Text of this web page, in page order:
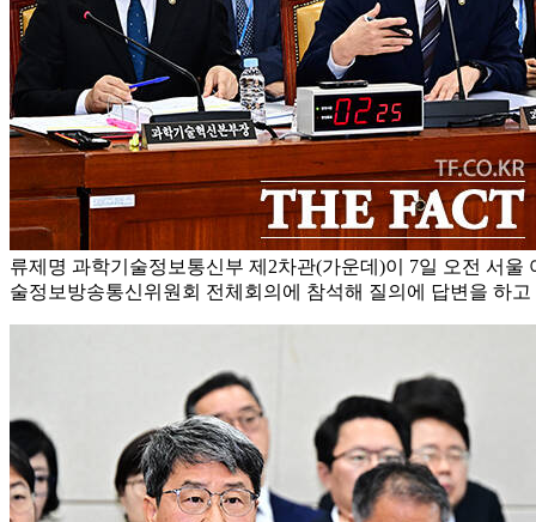
류제명 과학기술정보통신부 제2차관(가운데)이 7일 오전 서울
술정보방송통신위원회 전체회의에 참석해 질의에 답변을 하